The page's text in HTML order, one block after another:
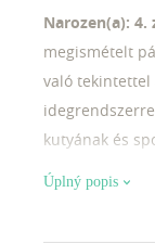
Narozen(a): 4.
megismételt
való tekintettel
kutyának és
Úplný popis